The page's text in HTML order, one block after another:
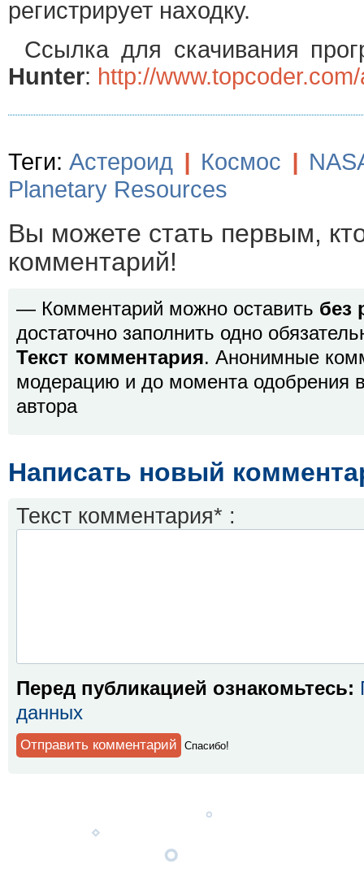
регистрирует находку.
Ссылка для скачивания
Hunter: http://
Теги: Астероид | Космос |
Planetary Resources
Вы можете стать первым,
комментарий!
— Комментарий можно оставить без
достаточно заполнить одно
Текст комментария. Анонимные
модерацию и до момента одобрения
автора
Написать новый
Текст комментария* :
Перед публикацией ознакомьтесь:
данных
Спaсибо!